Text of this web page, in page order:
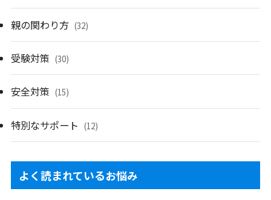
親の関わり方 (32)
受験対策 (30)
安全対策 (15)
特別なサポート (12)
よく読まれているお悩み